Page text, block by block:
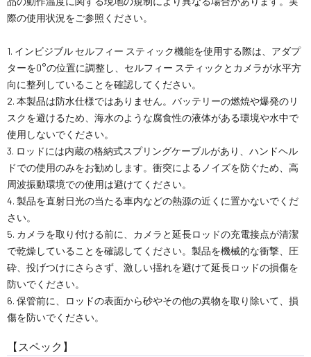
際の使用状況をご参照ください。
1. インビジブル セルフィー スティック機能を使用する際は、アダプ
ターを0°の位置に調整し、セルフィー スティックとカメラが水平方
向に整列していることを確認してください。
2. 本製品は防水仕様ではありません。バッテリーの燃焼や爆発のリ
スクを避けるため、海水のような腐食性の液体がある環境や水中で
使用しないでください。
3. ロッドには内蔵の格納式スプリングケーブルがあり、ハンドヘル
ドでの使用のみをお勧めします。衝突によるノイズを防ぐため、高
周波振動環境での使用は避けてください。
4. 製品を直射日光の当たる車内などの熱源の近くに置かないでくだ
さい。
5. カメラを取り付ける前に、カメラと延長ロッドの充電接点が清潔
で乾燥していることを確認してください。製品を機械的な衝撃、圧
砕、投げつけにさらさず、激しい揺れを避けて延長ロッドの損傷を
防いでください。
6. 保管前に、ロッドの表面から砂やその他の異物を取り除いて、損
傷を防いでください。
【スペック】